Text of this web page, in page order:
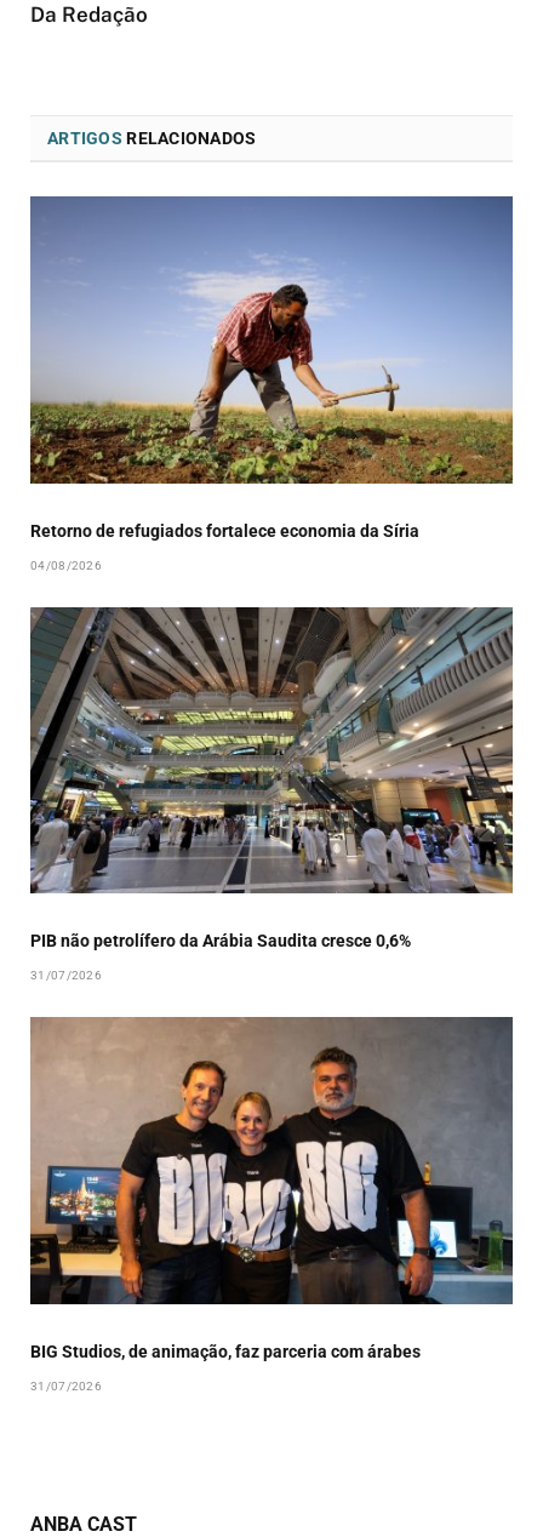
Da Redação
ARTIGOS RELACIONADOS
Retorno de refugiados fortalece economia da Síria
04/08/2026
PIB não petrolífero da Arábia Saudita cresce 0,6%
31/07/2026
BIG Studios, de animação, faz parceria com árabes
31/07/2026
ANBA CAST